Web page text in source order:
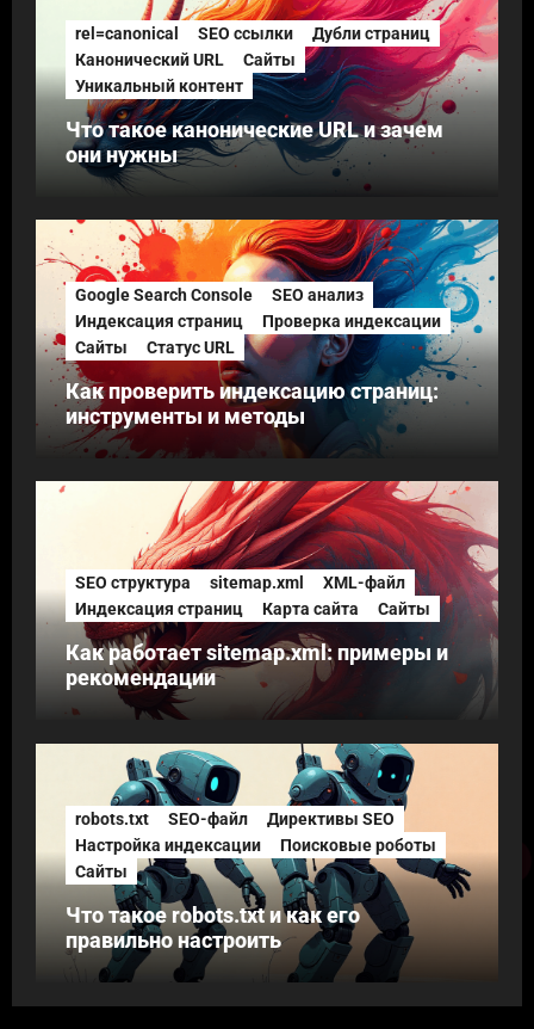
rel=canonical SEO ссылки
Дубли страниц
Канонический URL
Сайты
Уникальный контент
Что такое канонические URL и зачем
они нужны
Google Search Console
SEO анализ
Индексация страниц
Проверка индексации
Сайты
Статус URL
Как проверить индексацию страниц:
инструменты и методы
SEO структура sitemap.xml
XML-файл
Индексация страниц
Карта сайта Сайты
Как работает sitemap.xml: примеры и
рекомендации
robots.txt SEO-файл
Директивы SEO
Настройка индексации
Поисковые роботы
Сайты
Что такое robots.txt и как его
правильно настроить